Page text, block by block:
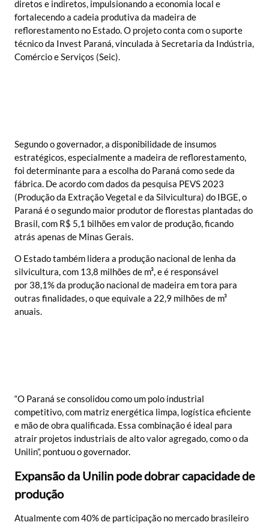
diretos e indiretos, impulsionando a economia local e
fortalecendo a cadeia produtiva da madeira de
reflorestamento no Estado. O projeto conta com o suporte
técnico da Invest Paraná, vinculada à Secretaria da Indústria,
Comércio e Serviços (Seic).
Segundo o governador, a disponibilidade de insumos
estratégicos, especialmente a madeira de reflorestamento,
foi determinante para a escolha do Paraná como sede da
fábrica. De acordo com dados da pesquisa PEVS 2023
(Produção da Extração Vegetal e da Silvicultura) do IBGE, o
Paraná é o segundo maior produtor de florestas plantadas do
Brasil, com R$ 5,1 bilhões em valor de produção, ficando
atrás apenas de Minas Gerais.
O Estado também lidera a produção nacional de lenha da
silvicultura, com 13,8 milhões de m³, e é responsável
por 38,1% da produção nacional de madeira em tora para
outras finalidades, o que equivale a 22,9 milhões de m³
anuais.
“O Paraná se consolidou como um polo industrial
competitivo, com matriz energética limpa, logística eficiente
e mão de obra qualificada. Essa combinação é ideal para
atrair projetos industriais de alto valor agregado, como o da
Unilin”, pontuou o governador.
Expansão da Unilin pode dobrar capacidade de
produção
Atualmente com 40% de participação no mercado brasileiro